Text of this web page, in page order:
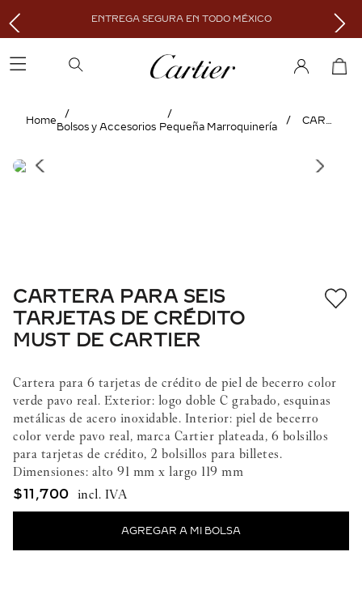
ENTREGA SEGURA EN TODO MÉXICO
Bolsos y Accesorios Pequeña Marroquinería
CARTERA PARA SEIS TARJETAS DE CRÉDITO MUST DE CARTIER
CARTERA PARA SEIS
TARJETAS DE CRÉDITO
MUST DE CARTIER
Cartera para 6 tarjetas de crédito de piel de becerro color
verde pavo real. Exterior: logo doble C grabado, esquinas
metálicas de acero inoxidable. Interior: piel de becerro
color verde pavo real, marca Cartier plateada, 6 bolsillos
para tarjetas de crédito, 2 bolsillos para billetes.
Dimensiones: alto 91 mm x largo 119 mm
$11 ,700